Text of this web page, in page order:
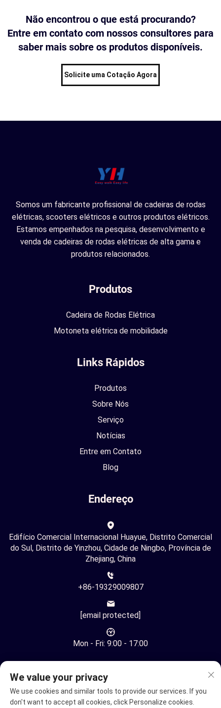
Não encontrou o que está procurando?
Entre em contato com nossos consultores para
saber mais sobre os produtos disponíveis.
Solicite uma Cotação Agora
Somos um fabricante profissional de cadeiras de rodas
elétricas, scooters elétricos e outros produtos elétricos.
Estamos empenhados na pesquisa, desenvolvimento e
venda de cadeiras de rodas elétricas de alta gama e
produtos relacionados.
Produtos
Cadeira de Rodas Elétrica
Motoneta elétrica de mobilidade
Links Rápidos
Produtos
Sobre Nós
Serviço
Notícias
Entre em Contato
Blog
Endereço
Edifício Comercial Internacional Huayue, Distrito Comercial
do Sul, Distrito de Yinzhou, Cidade de Ningbo, Província de
Zhejiang, China
+86-19329009807
[email protected]
Mon - Fri: 9:00 - 17:00
We value your privacy
We use cookies and similar tools to provide our services. If you
don't want to accept all cookies, click Personalize cookies.